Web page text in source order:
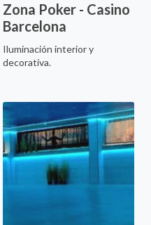
Zona Poker - Casino
Barcelona
Iluminación interior y
decorativa.